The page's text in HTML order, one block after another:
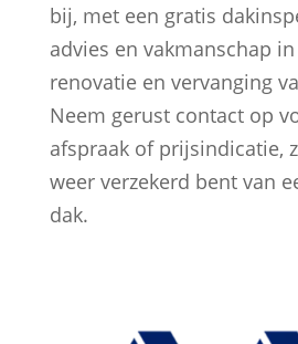
bij, met een gratis
advies en vakmanschap
renovatie en vervanging
Neem gerust contact op
afspraak of prijsindicatie,
weer verzekerd bent van
dak.